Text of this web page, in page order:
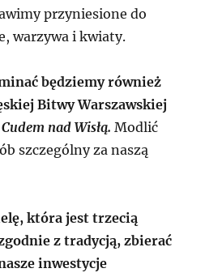
przyniesione do
warzywa i kwiaty.
będziemy również
Bitwy Warszawskiej
Cudem nad Wisłą. Modlić
szczególny za naszą
która jest trzecią
z tradycją, zbierać
inwestycje